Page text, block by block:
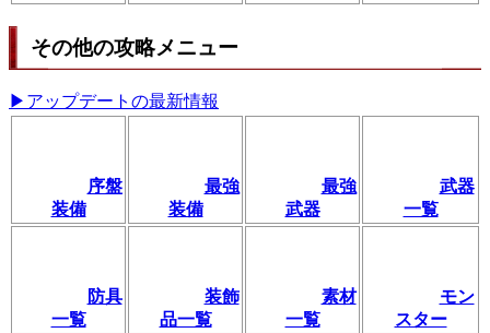
その他の攻略メニュー
▶アップデートの最新情報
序盤
装備
最強
装備
最強
武器
武器
一覧
防具
一覧
装飾
品一覧
素材
一覧
モン
スター